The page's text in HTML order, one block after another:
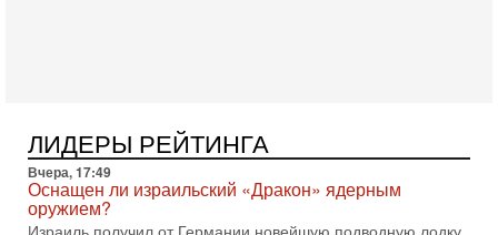
Тайны закрытых дверей: о чём на самом деле
молчат Трамп и Нетаньяху?
Недавний визит премьер-министра Израиля Биньямина
Нетаньяху в США и его встреча с Дональдом Трампом
оставили больше вопросов, чем ответов. Полная
ЛИДЕРЫ РЕЙТИНГА
Вчера, 17:49
Оснащен ли израильский «Дракон» ядерным
оружием?
Израиль получил от Германии новейшую подводную лодку